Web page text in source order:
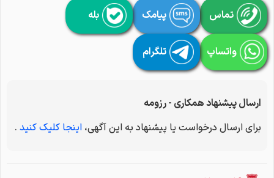
تماس پیامک بله
واتساپ تلگرام
ارسال پیشنهاد همکاری - رزومه
برای ارسال درخواست یا پیشنهاد به این آگهی، اینجا کلیک کنید .